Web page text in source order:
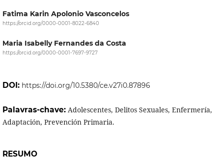
Fatima Karin Apolonio Vasconcelos
https://orcid.org/0000-0001-8022-6840
Maria Isabelly Fernandes da Costa
https://orcid.org/0000-0001-7697-9727
DOI: https://doi.org/10.5380/ce.v27i0.87896
Palavras-chave: Adolescentes, Delitos Sexuales, Enfermería,
Adaptación, Prevención Primaria.
RESUMO